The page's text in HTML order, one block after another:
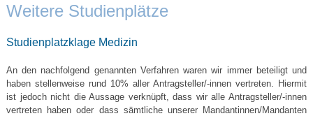
Weitere Studienplätze
Studienplatzklage Medizin
An den nachfolgend genannten Verfahren waren wir immer beteiligt und
haben stellenweise rund 10% aller Antragsteller/-innen vertreten. Hiermit
ist jedoch nicht die Aussage verknüpft, dass wir alle Antragsteller/-innen
vertreten haben oder dass sämtliche unserer Mandantinnen/Mandanten